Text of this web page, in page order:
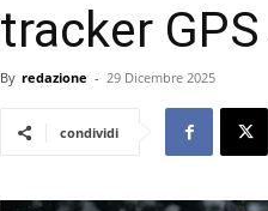
tracker
By redazione - 29 Dicembre 2025
condividi